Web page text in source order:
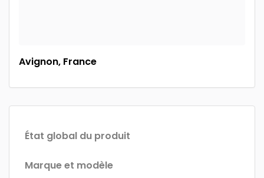
Avignon, France
État global du produit
Marque et modèle